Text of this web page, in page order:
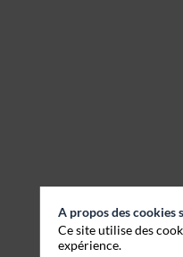
A propos des cookies
Ce site utilise des
expérience.